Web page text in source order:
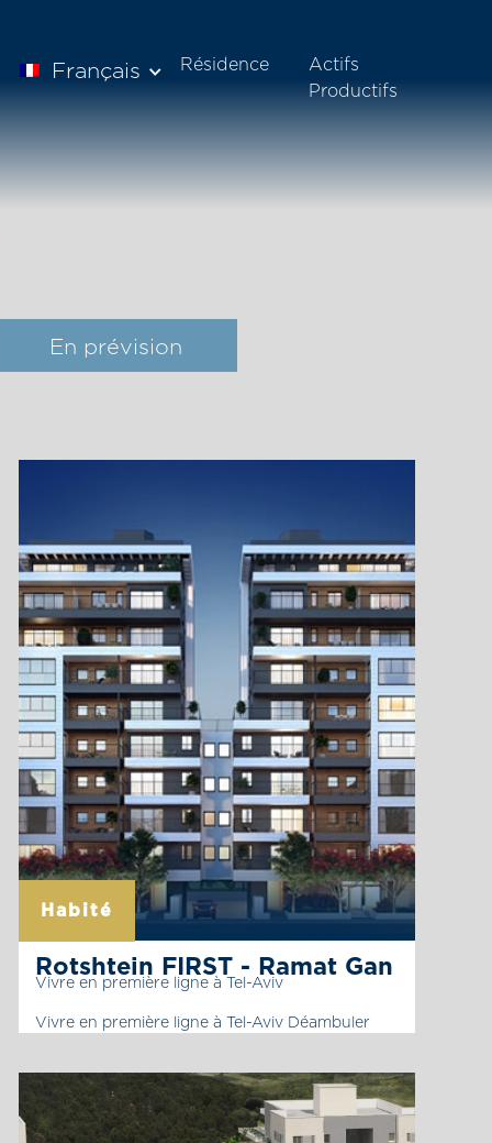
Français Résidence
Actifs
Productifs
En prévision
Habité
Rotshtein FIRST - Ramat Gan
Vivre en première ligne à Tel-Aviv
Vivre en première ligne à Tel-Aviv Déambuler
un petit quartier calme et prisé – le quartier
Rishonim le plus recherché de Ramat Gan. Le
quartier jouxte la zone la plus prisée de
Givatayim, à quelques minutes des centres […]